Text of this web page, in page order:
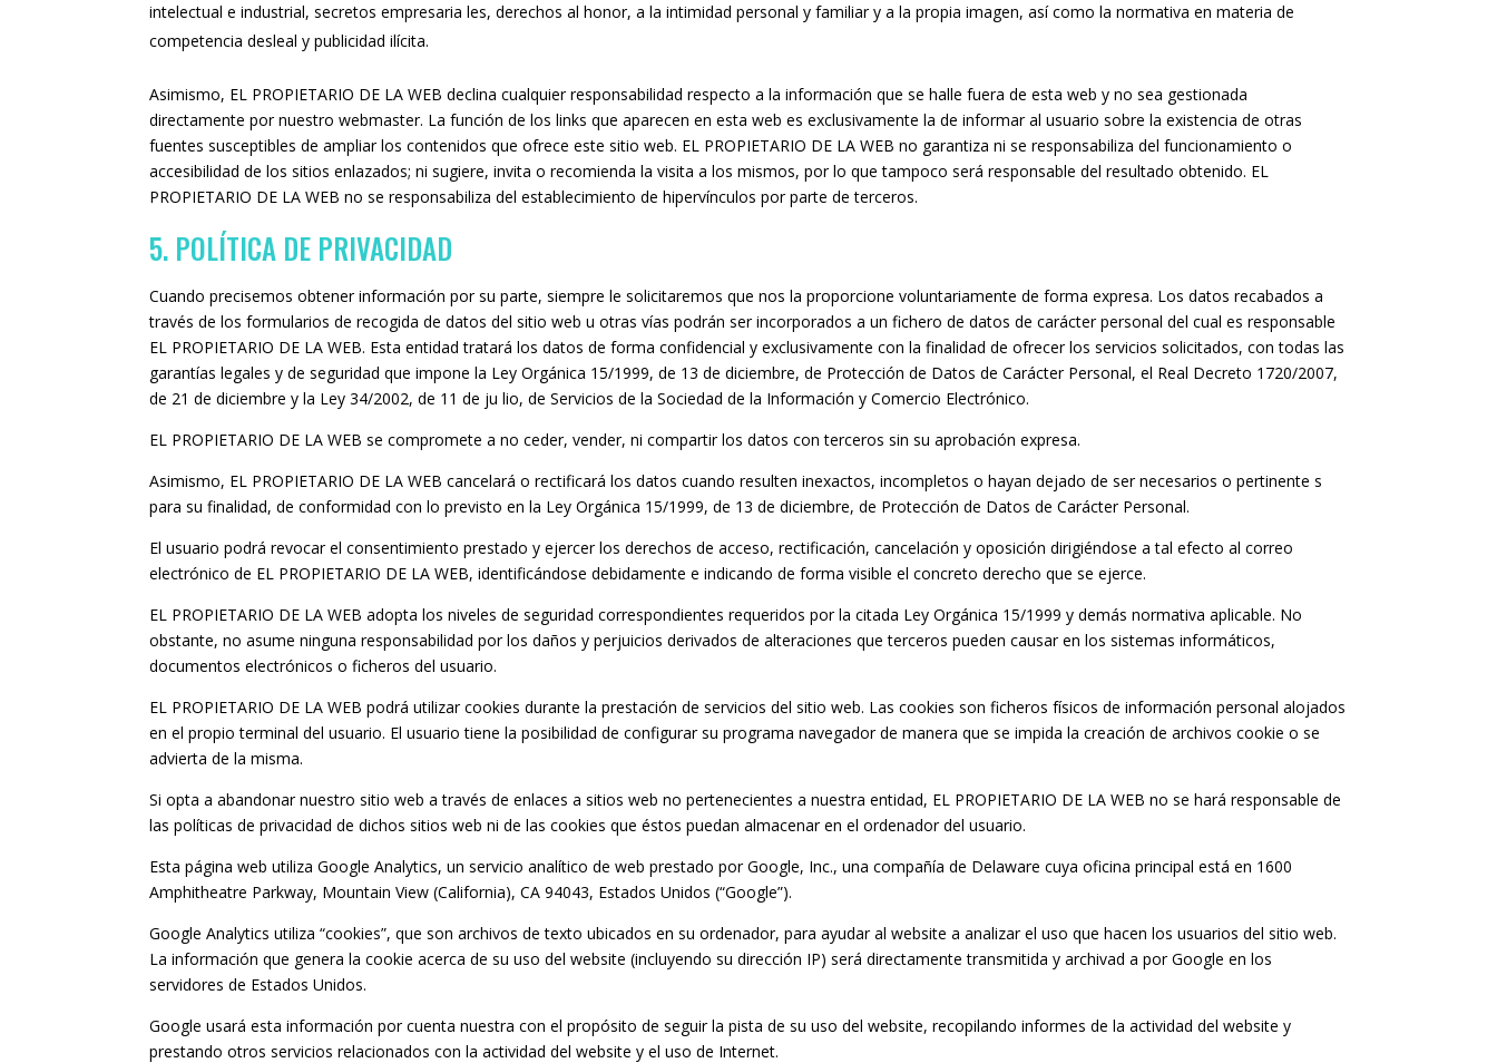
intelectual e industrial, secretos empresaria les, derechos al honor, a la intimidad personal y familiar y a la propia imagen, así como la normativa en materia de
competencia desleal y publicidad ilícita.
Asimismo, EL PROPIETARIO DE LA WEB declina cualquier responsabilidad respecto a la información que se halle fuera de esta web y no sea gestionada
directamente por nuestro webmaster. La función de los links que aparecen en esta web es exclusivamente la de informar al usuario sobre la existencia de otras
fuentes susceptibles de ampliar los contenidos que ofrece este sitio web. EL PROPIETARIO DE LA WEB no garantiza ni se responsabiliza del funcionamiento o
accesibilidad de los sitios enlazados; ni sugiere, invita o recomienda la visita a los mismos, por lo que tampoco será responsable del resultado obtenido. EL
PROPIETARIO DE LA WEB no se responsabiliza del establecimiento de hipervínculos por parte de terceros.
5. POLÍTICA DE PRIVACIDAD
Cuando precisemos obtener información por su parte, siempre le solicitaremos que nos la proporcione voluntariamente de forma expresa. Los datos recabados a
través de los formularios de recogida de datos del sitio web u otras vías podrán ser incorporados a un fichero de datos de carácter personal del cual es responsable
EL PROPIETARIO DE LA WEB. Esta entidad tratará los datos de forma confidencial y exclusivamente con la finalidad de ofrecer los servicios solicitados, con todas las
garantías legales y de seguridad que impone la Ley Orgánica 15/1999, de 13 de diciembre, de Protección de Datos de Carácter Personal, el Real Decreto 1720/2007,
de 21 de diciembre y la Ley 34/2002, de 11 de ju lio, de Servicios de la Sociedad de la Información y Comercio Electrónico.
EL PROPIETARIO DE LA WEB se compromete a no ceder, vender, ni compartir los datos con terceros sin su aprobación expresa.
Asimismo, EL PROPIETARIO DE LA WEB cancelará o rectificará los datos cuando resulten inexactos, incompletos o hayan dejado de ser necesarios o pertinente s
para su finalidad, de conformidad con lo previsto en la Ley Orgánica 15/1999, de 13 de diciembre, de Protección de Datos de Carácter Personal.
El usuario podrá revocar el consentimiento prestado y ejercer los derechos de acceso, rectificación, cancelación y oposición dirigiéndose a tal efecto al correo
electrónico de EL PROPIETARIO DE LA WEB, identificándose debidamente e indicando de forma visible el concreto derecho que se ejerce.
EL PROPIETARIO DE LA WEB adopta los niveles de seguridad correspondientes requeridos por la citada Ley Orgánica 15/1999 y demás normativa aplicable. No
obstante, no asume ninguna responsabilidad por los daños y perjuicios derivados de alteraciones que terceros pueden causar en los sistemas informáticos,
documentos electrónicos o ficheros del usuario.
EL PROPIETARIO DE LA WEB podrá utilizar cookies durante la prestación de servicios del sitio web. Las cookies son ficheros físicos de información personal alojados
en el propio terminal del usuario. El usuario tiene la posibilidad de configurar su programa navegador de manera que se impida la creación de archivos cookie o se
advierta de la misma.
Si opta a abandonar nuestro sitio web a través de enlaces a sitios web no pertenecientes a nuestra entidad, EL PROPIETARIO DE LA WEB no se hará responsable de
las políticas de privacidad de dichos sitios web ni de las cookies que éstos puedan almacenar en el ordenador del usuario.
Esta página web utiliza Google Analytics, un servicio analítico de web prestado por Google, Inc., una compañía de Delaware cuya oficina principal está en 1600
Amphitheatre Parkway, Mountain View (California), CA 94043, Estados Unidos (“Google”).
Google Analytics utiliza “cookies”, que son archivos de texto ubicados en su ordenador, para ayudar al website a analizar el uso que hacen los usuarios del sitio web.
La información que genera la cookie acerca de su uso del website (incluyendo su dirección IP) será directamente transmitida y archivad a por Google en los
servidores de Estados Unidos.
Google usará esta información por cuenta nuestra con el propósito de seguir la pista de su uso del website, recopilando informes de la actividad del website y
prestando otros servicios relacionados con la actividad del website y el uso de Internet.